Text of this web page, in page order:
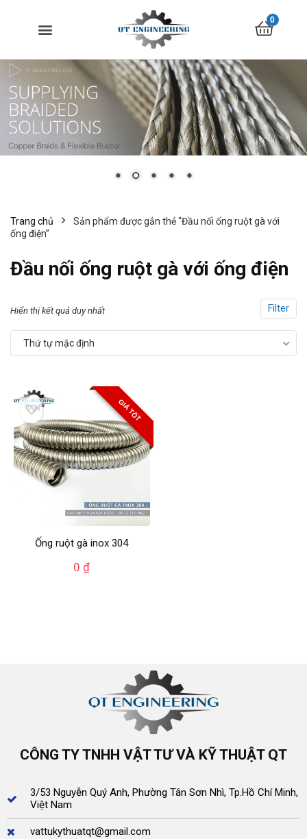
0
Trang chủ
Sản phẩm được gắn thẻ “Đầu nối ống ruột gà với
ống điện”
Đầu nối ống ruột gà với ống điện
Filter
Hiển thị kết quả duy nhất
Thứ tự mặc định
GIÁ TỐT
Ống ruột gà inox 304
0₫
CÔNG TY TNHH VẬT TƯ VÀ KỸ THUẬT QT
3/53 Nguyễn Quý Anh, Phường Tân Sơn Nhì, Tp.Hồ Chí Minh,
Việt Nam
vattukythuatqt@gmail.com